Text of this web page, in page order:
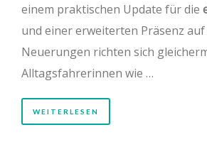
einem praktischen Update für die
und einer erweiterten Präsenz auf
Neuerungen richten sich
Alltagsfahrerinnen wie …
WEITERLESEN